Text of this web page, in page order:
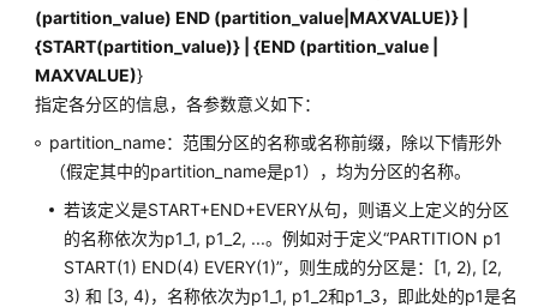
DIRECTORY
CREATE
EVENT
FOREIGN
DATA
WRAPPER
(partition_value) END (partition_value|MAXVALUE)} |
{START(partition_value)} | {END (partition_value |
MAXVALUE)}
指定各分区的信息，各参数意义如下：
partition_name：范围分区的名称或名称前缀，除以下情形外
（假定其中的partition_name是p1），均为分区的名称。
若该定义是START+END+EVERY从句，则语义上定义的分区
的名称依次为p1_1, p1_2, ...。例如对于定义“PARTITION p1
START(1) END(4) EVERY(1)”，则生成的分区是：[1, 2), [2,
3) 和 [3, 4)，名称依次为p1_1, p1_2和p1_3，即此处的p1是名